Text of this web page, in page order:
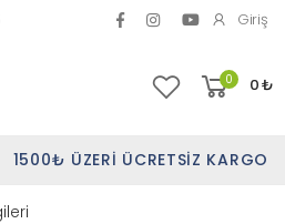
Giriş
0 0₺
menu
1500₺ ÜZERI ÜCRETSIZ KARGO